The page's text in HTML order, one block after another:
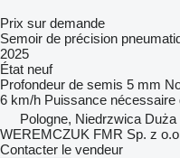
Prix sur demande
Semoir de précision
2025
État neuf
Profondeur de semis 5 mm
6 km/h Puissance nécessaire
Pologne, Niedrzwica Duża
WEREMCZUK FMR Sp. z
Contacter le vendeur